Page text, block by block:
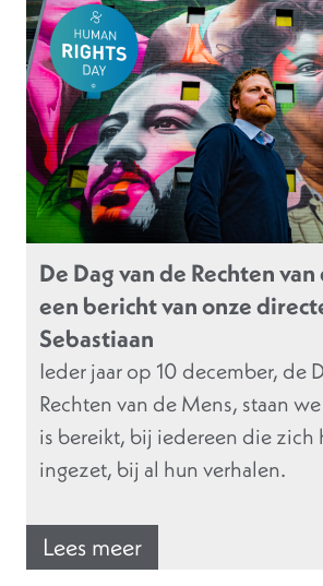
De Dag van de Rechten
een bericht van onze
Sebastiaan
Ieder jaar op 10 december, de
Rechten van de Mens, staan
is bereikt, bij iedereen die zich
ingezet, bij al hun verhalen.
Lees meer